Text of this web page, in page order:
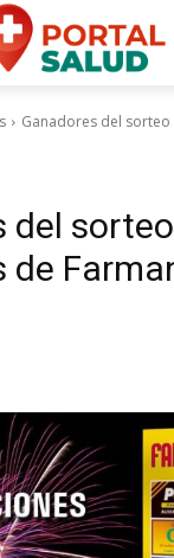
Ganadores del
del
de